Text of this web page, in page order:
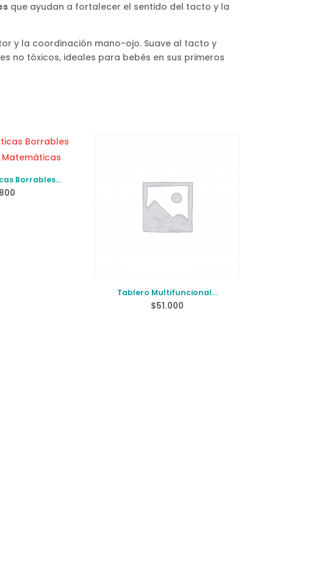
que ayudan a fortalecer el sentido del tacto y la
y la coordinación mano-ojo. Suave al tacto y
no tóxicos, ideales para bebés en sus primeros
Borrables
Tablero Multifuncional
Magnetico
$51.000